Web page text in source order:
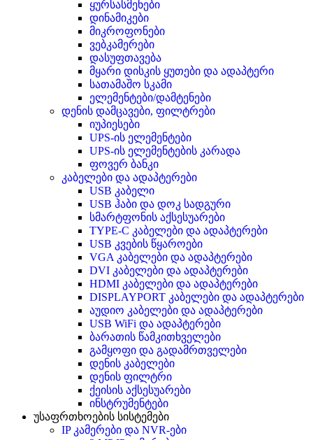
ყურსასმენები
დინამიკები
მიკროფონები
ვებკამერები
დასუფთავება
მყარი დისკის ყუთები და ადაპტერი
სათამაშო სკამი
ელემენტები/დამტენები
დენის დამცავები, ფილტრები
იუპიესები
UPS-ის ელემენტები
UPS-ის ელემენტების კარადა
ფოვერ ბანკი
კაბელები და ადაპტერები
USB კაბელი
USB ჰაბი და დოკ სადგური
სმარტფონის აქსესუარები
TYPE-C კაბელები და ადაპტერები
USB კვების წყაროები
VGA კაბელები და ადაპტერები
DVI კაბელები და ადაპტერები
HDMI კაბელები და ადაპტერები
DISPLAYPORT კაბელები და ადაპტერები
აუდიო კაბელები და ადაპტერები
USB WiFi და ადაპტერები
ბარათის წამკითხველები
გამყოფი და გადამრთველები
დენის კაბელები
დენის ფილტრი
ქეისის აქსესუარები
ინსტრუმენტები
უსაფრთხოების სისტემები
IP კამერები და NVR-ები